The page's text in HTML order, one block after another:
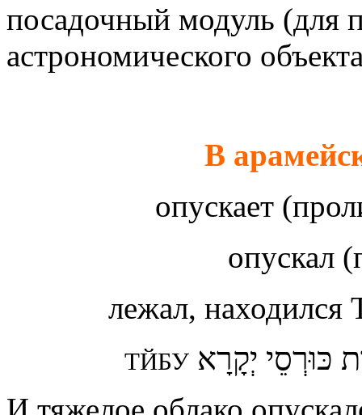
посадочный модуль (для
астрономического
В
опускает
опускал
лежал,
ТЙБУ כּוּרְסֵי יְקָרָא